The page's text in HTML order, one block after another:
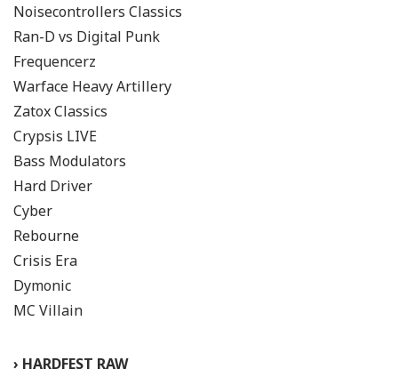
Noisecontrollers Classics
Ran-D vs Digital Punk
Frequencerz
Warface Heavy Artillery
Zatox Classics
Crypsis LIVE
Bass Modulators
Hard Driver
Cyber
Rebourne
Crisis Era
Dymonic
MC Villain
› HARDFEST RAW